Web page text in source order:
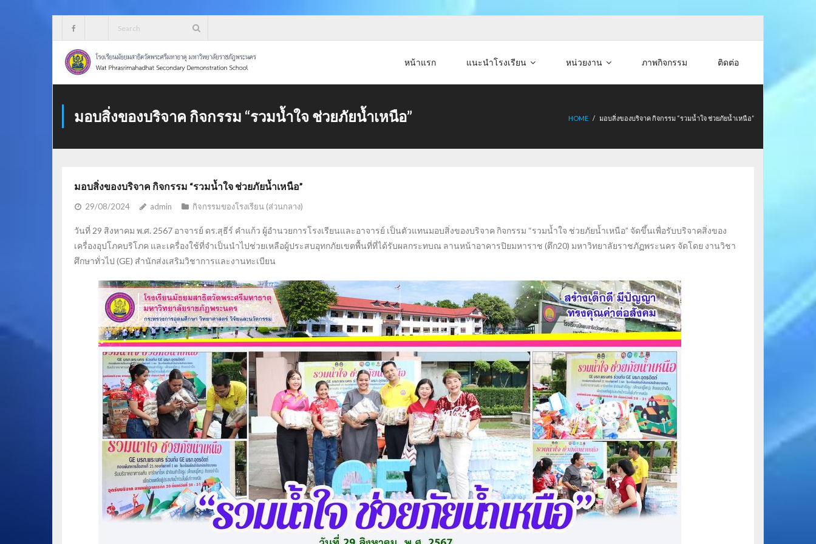
content
หน้าแรก
แนะนำโรงเรียน หน่วยงาน ภาพกิจกรรม ติดต่อ
HOME / มอบสิ่งของบริจาค กิจกรรม “รวมน้ำใจ ช่วยภัยน้ำเหนือ”
มอบสิ่งของบริจาค กิจกรรม “รวมน้ำใจ ช่วยภัยน้ำเหนือ”
มอบสิ่งของบริจาค กิจกรรม “รวมน้ำใจ ช่วยภัยน้ำเหนือ”
29/08/2024 admin กิจกรรมของโรงเรียน (ส่วนกลาง)
วันที่ 29 สิงหาคม พ.ศ. 2567 อาจารย์ ดร.สุธีร์ คำแก้ว ผู้อำนวยการโรงเรียนและอาจารย์ เป็นตัวแทนมอบสิ่งของบริจาค กิจกรรม “รวมน้ำใจ ช่วยภัยน้ำเหนือ” จัดขึ้นเพื่อรับบริจาคสิ่งของ
เครื่องอุปโภคบริโภค และเครื่องใช้ที่จำเป็นนำไปช่วยเหลือผู้ประสบอุทกภัยเขตพื้นที่ที่ได้รับผลกระทบณ ลานหน้าอาคารปิยมหาราช (ตึก20) มหาวิทยาลัยราชภัฏพระนคร จัดโดย งานวิชา
ศึกษาทั่วไป (GE) สำนักส่งเสริมวิชาการและงานทะเบียน